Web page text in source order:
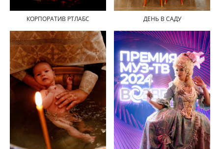
КОРПОРАТИВ РТЛАБС ДЕНЬ В САДУ